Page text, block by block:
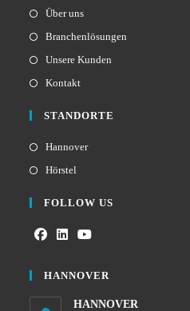
Über uns
Branchenlösungen
Unsere Kunden
Kontakt
STANDORTE
Hannover
Hörstel
FOLLOW US
HANNOVER
HANNOVER